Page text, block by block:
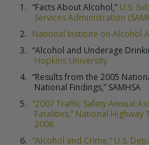
“Facts About Alcohol,” U.S.
Services Administration
National Institute on Alcohol
“Alcohol and Underage
Hopkins University
“Results from the 2005
National Findings,” SAMHSA
“2007 Traffic Safety Annual
Fatalities,” National
2008
“Alcohol and Crime,” U.S.